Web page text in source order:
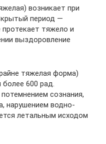
возникает при
период —
протекает тяжело и
выздоровление
тяжелая форма)
более 600 рад.
сознания,
нарушением водно-
летальным исходом